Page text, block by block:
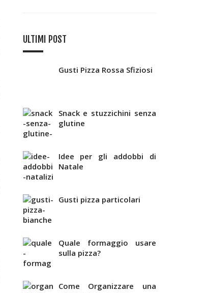
ULTIMI POST
Gusti Pizza Rossa Sfiziosi
Snack e stuzzichini senza
glutine
Idee per gli addobbi di
Natale
Gusti pizza particolari
Quale formaggio usare
sulla pizza?
Come Organizzare una